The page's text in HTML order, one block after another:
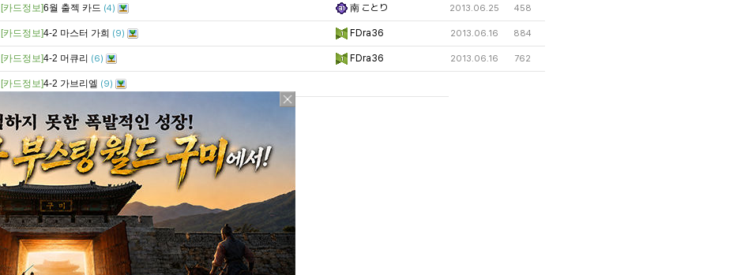
[카드정보]6월 출젝 카드 (4) 南 ことり 2013.06.25 458
[카드정보]4-2 마스터 가희 (9) FDra36 2013.06.16 884
[카드정보]4-2 머큐리 (6) FDra36 2013.06.16 762
[카드정보]4-2 가브리엘 (9)
[카드정보] 4-3 아이언메이덴입니다 (14)
[카드정보]4-2킹아서 입니다 (12)